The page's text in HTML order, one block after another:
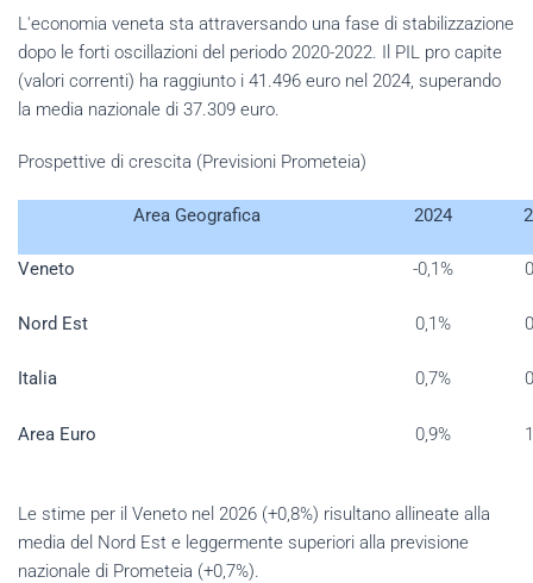
L'economia veneta sta attraversando una fase di stabilizzazione
dopo le forti oscillazioni del periodo 2020-2022. Il PIL pro capite
(valori correnti) ha raggiunto i 41.496 euro nel 2024, superando
la media nazionale di 37.309 euro.
Prospettive di crescita (Previsioni Prometeia)
Area Geografica 2024
Veneto -0,1%
Nord Est 0,1%
Italia 0,7%
Area Euro 0,9%
Le stime per il Veneto nel 2026 (+0,8%) risultano allineate alla
media del Nord Est e leggermente superiori alla previsione
nazionale di Prometeia (+0,7%).